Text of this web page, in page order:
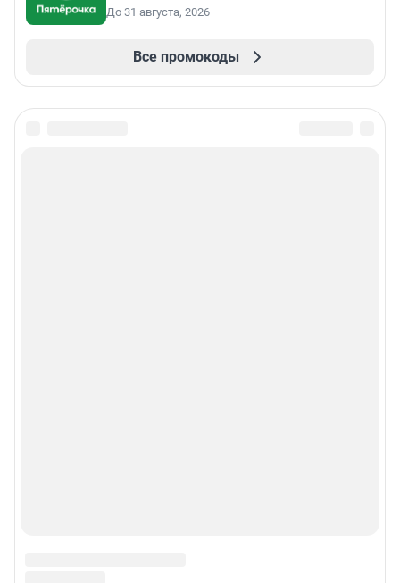
До 31 августа, 2026
Все промокоды